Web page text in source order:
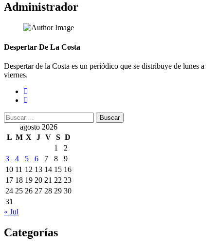
Administrador
Despertar De La Costa
Despertar de la Costa es un periódico que se distribuye de lunes a
viernes.
Buscar:
agosto 2026
L M X J V S D
1
2
3
4 5 6 7 8
9
10 11 12 13 14 15 16
17 18 19 20 21 22 23
24 25 26 27 28 29 30
31
« Jul
Categorías